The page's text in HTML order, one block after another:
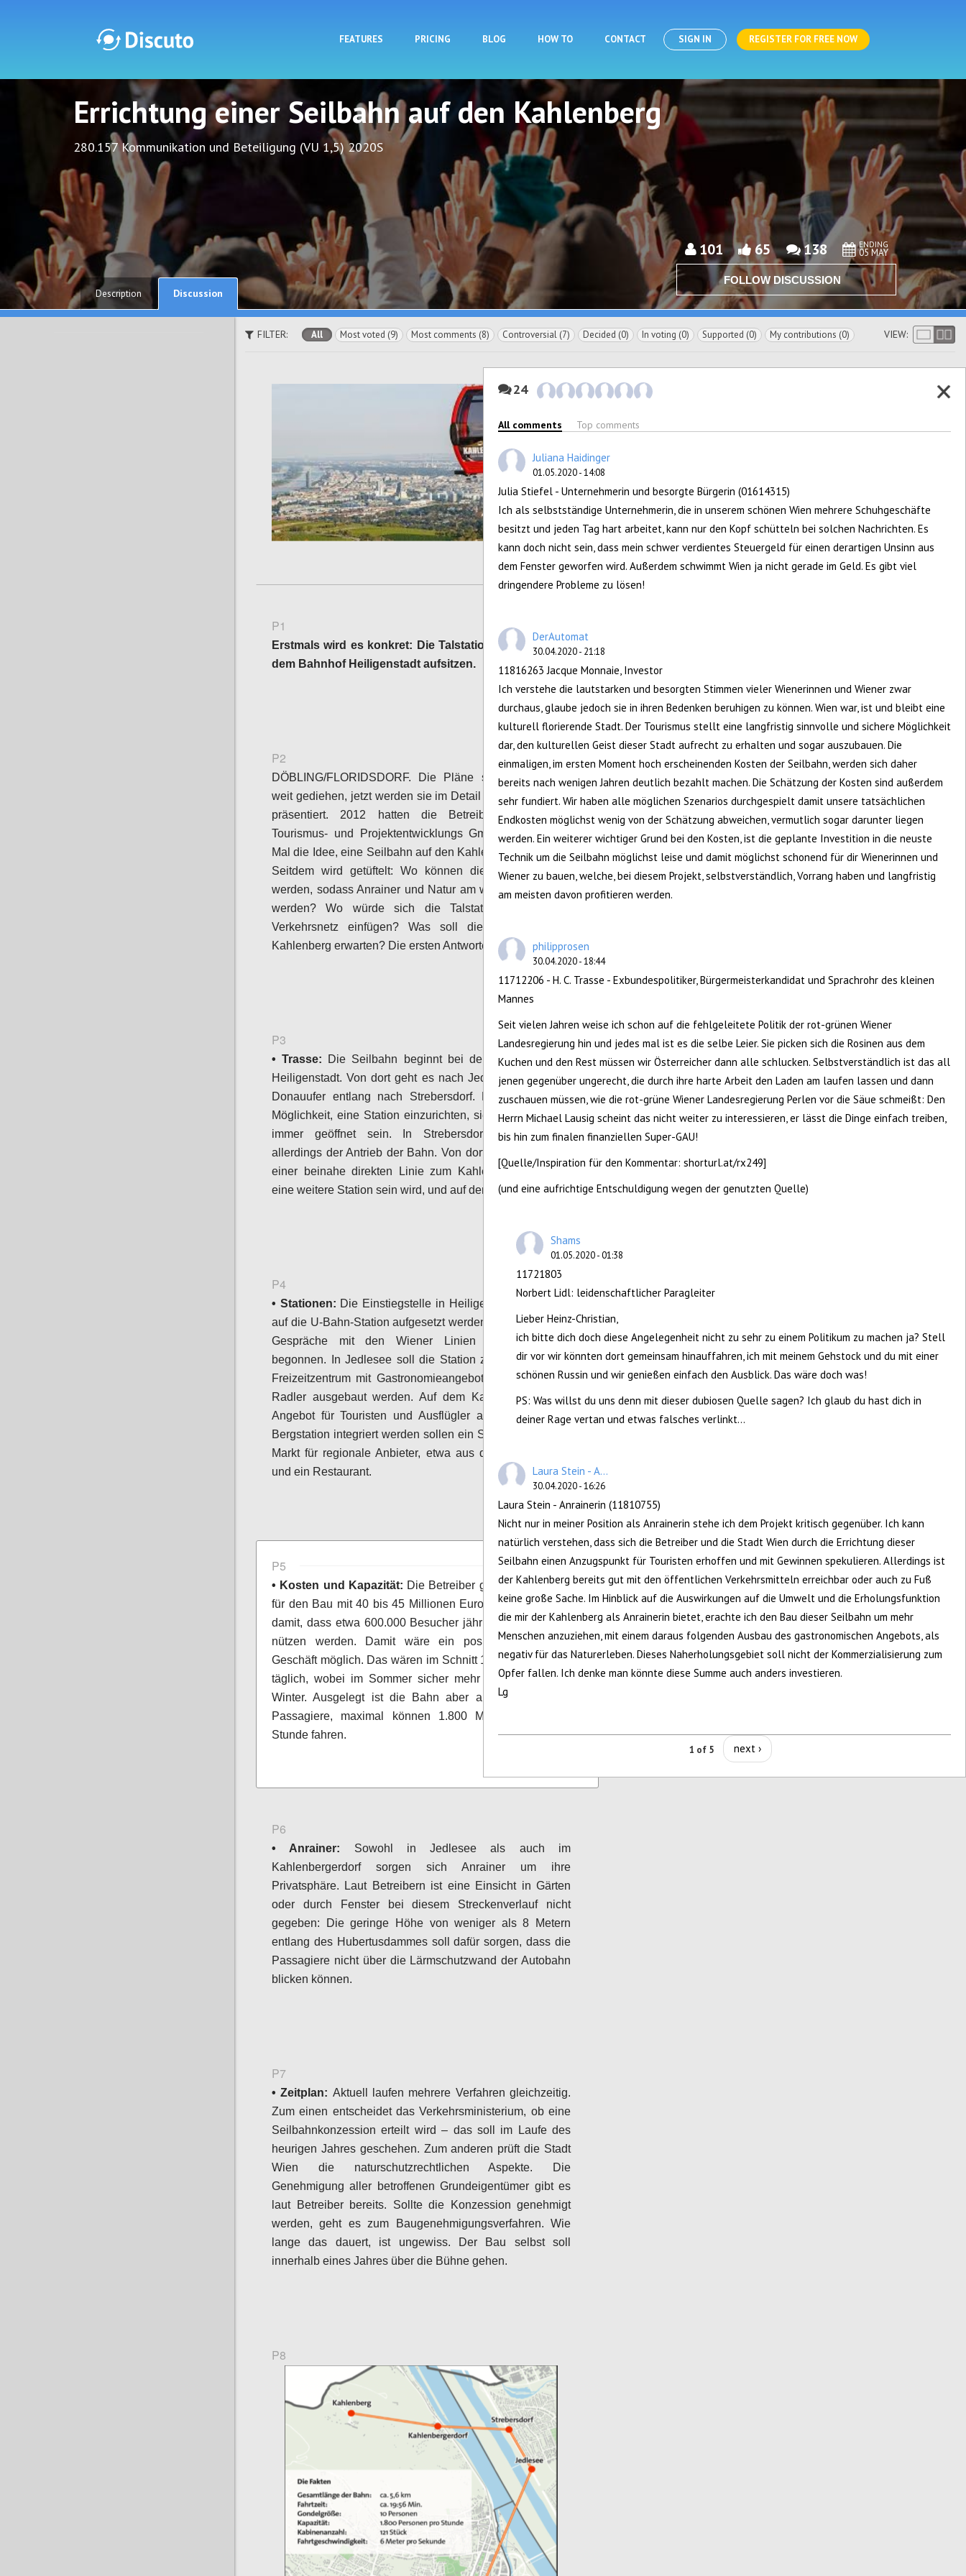
FEATURES PRICING BLOG HOW TO CONTACT SIGN IN REGISTER FOR FREE NOW
Discuto
Errichtung einer Seilbahn auf den Kahlenberg
280.157 Kommunikation und Beteiligung (VU 1,5) 2020S
101 65 138 ENDING
05 MAY
FOLLOW DISCUSSION
Description
Discussion
FILTER: All Most voted (9) Most comments (8) Controversial (7) Decided (0) In voting (0) Supported (0) My contributions (0) VIEW:
P1
Configure
Erstmals wird es konkret: Die Talstation soll direkt auf
dem Bahnhof Heiligenstadt aufsitzen.
P2
Configure
DÖBLING/FLORIDSDORF. Die Pläne sind schon sehr
weit gediehen, jetzt werden sie im Detail der Öffentlichkeit
präsentiert. 2012 hatten die Betreiber, die Genial
Tourismus- und Projektentwicklungs GmbH, zum ersten
Mal die Idee, eine Seilbahn auf den Kahlenberg zu bauen.
Seitdem wird getüftelt: Wo können die Steher gesetzt
werden, sodass Anrainer und Natur am wenigsten gestört
werden? Wo würde sich die Talstation günstig ins
Verkehrsnetz einfügen? Was soll die Menschen am
Kahlenberg erwarten? Die ersten Antworten:
P3
• Trasse: Die Seilbahn beginnt bei der U-Bahn-Station
Heiligenstadt. Von dort geht es nach Jedlesee, dann das
Donauufer entlang nach Strebersdorf. Dort gibt es die
Möglichkeit, eine Station einzurichten, sie wird aber nicht
immer geöffnet sein. In Strebersdorf befindet sich
allerdings der Antrieb der Bahn. Von dort geht es dann in
einer beinahe direkten Linie zum Kahlenbergerdorf, wo
eine weitere Station sein wird, und auf den Kahlenberg.
P4
Configure
• Stationen: Die Einstiegstelle in Heiligenstadt soll direkt
auf die U-Bahn-Station aufgesetzt werden. Entsprechende
Gespräche mit den Wiener Linien wurden bereits
begonnen. In Jedlesee soll die Station zu einem kleinen
Freizeitzentrum mit Gastronomieangebot und Service für
Radler ausgebaut werden. Auf dem Kahlenberg ist ein
Angebot für Touristen und Ausflügler angedacht: In die
Bergstation integriert werden sollen ein Souvenirshop, ein
Markt für regionale Anbieter, etwa aus dem Wienerwald,
und ein Restaurant.
P5
• Kosten und Kapazität: Die Betreiber geben die Kosten
für den Bau mit 40 bis 45 Millionen Euro an. Sie rechnen
damit, dass etwa 600.000 Besucher jährlich die Seilbahn
nützen werden. Damit wäre ein positives operatives
Geschäft möglich. Das wären im Schnitt 1.650 Passagiere
täglich, wobei im Sommer sicher mehr los wäre als im
Winter. Ausgelegt ist die Bahn aber auf deutlich mehr
Passagiere, maximal können 1.800 Menschen in der
Stunde fahren.
P6
• Anrainer: Sowohl in Jedlesee als auch im
Kahlenbergerdorf sorgen sich Anrainer um ihre
Privatsphäre. Laut Betreibern ist eine Einsicht in Gärten
oder durch Fenster bei diesem Streckenverlauf nicht
gegeben: Die geringe Höhe von weniger als 8 Metern
entlang des Hubertusdammes soll dafür sorgen, dass die
Passagiere nicht über die Lärmschutzwand der Autobahn
blicken können.
P7
• Zeitplan: Aktuell laufen mehrere Verfahren gleichzeitig.
Zum einen entscheidet das Verkehrsministerium, ob eine
Seilbahnkonzession erteilt wird – das soll im Laufe des
heurigen Jahres geschehen. Zum anderen prüft die Stadt
Wien die naturschutzrechtlichen Aspekte. Die
Genehmigung aller betroffenen Grundeigentümer gibt es
laut Betreiber bereits. Sollte die Konzession genehmigt
werden, geht es zum Baugenehmigungsverfahren. Wie
lange das dauert, ist ungewiss. Der Bau selbst soll
innerhalb eines Jahres über die Bühne gehen.
P8
24
All comments Top comments
Juliana Haidinger
01.05.2020 - 14:08
Julia Stiefel - Unternehmerin und besorgte Bürgerin (01614315)
Ich als selbstständige Unternehmerin, die in unserem schönen Wien mehrere Schuhgeschäfte
besitzt und jeden Tag hart arbeitet, kann nur den Kopf schütteln bei solchen Nachrichten. Es
kann doch nicht sein, dass mein schwer verdientes Steuergeld für einen derartigen Unsinn aus
dem Fenster geworfen wird. Außerdem schwimmt Wien ja nicht gerade im Geld. Es gibt viel
dringendere Probleme zu lösen!
DerAutomat
30.04.2020 - 21:18
11816263 Jacque Monnaie, Investor
Ich verstehe die lautstarken und besorgten Stimmen vieler Wienerinnen und Wiener zwar
durchaus, glaube jedoch sie in ihren Bedenken beruhigen zu können. Wien war, ist und bleibt eine
kulturell florierende Stadt. Der Tourismus stellt eine langfristig sinnvolle und sichere Möglichkeit
dar, den kulturellen Geist dieser Stadt aufrecht zu erhalten und sogar auszubauen. Die
einmaligen, im ersten Moment hoch erscheinenden Kosten der Seilbahn, werden sich daher
bereits nach wenigen Jahren deutlich bezahlt machen. Die Schätzung der Kosten sind außerdem
sehr fundiert. Wir haben alle möglichen Szenarios durchgespielt damit unsere tatsächlichen
Endkosten möglichst wenig von der Schätzung abweichen, vermutlich sogar darunter liegen
werden. Ein weiterer wichtiger Grund bei den Kosten, ist die geplante Investition in die neuste
Technik um die Seilbahn möglichst leise und damit möglichst schonend für dir Wienerinnen und
Wiener zu bauen, welche, bei diesem Projekt, selbstverständlich, Vorrang haben und langfristig
am meisten davon profitieren werden.
philipprosen
30.04.2020 - 18:44
11712206 - H. C. Trasse - Exbundespolitiker, Bürgermeisterkandidat und Sprachrohr des kleinen
Mannes
Seit vielen Jahren weise ich schon auf die fehlgeleitete Politik der rot-grünen Wiener
Landesregierung hin und jedes mal ist es die selbe Leier. Sie picken sich die Rosinen aus dem
Kuchen und den Rest müssen wir Österreicher dann alle schlucken. Selbstverständlich ist das all
jenen gegenüber ungerecht, die durch ihre harte Arbeit den Laden am laufen lassen und dann
zuschauen müssen, wie die rot-grüne Wiener Landesregierung Perlen vor die Säue schmeißt: Den
Herrn Michael Lausig scheint das nicht weiter zu interessieren, er lässt die Dinge einfach treiben,
bis hin zum finalen finanziellen Super-GAU!
[Quelle/Inspiration für den Kommentar: shorturl.at/rx249]
(und eine aufrichtige Entschuldigung wegen der genutzten Quelle)
Shams
01.05.2020 - 01:38
11721803
Norbert Lidl: leidenschaftlicher Paragleiter
Lieber Heinz-Christian,
ich bitte dich doch diese Angelegenheit nicht zu sehr zu einem Politikum zu machen ja? Stell
dir vor wir könnten dort gemeinsam hinauffahren, ich mit meinem Gehstock und du mit einer
schönen Russin und wir genießen einfach den Ausblick. Das wäre doch was!
PS: Was willst du uns denn mit dieser dubiosen Quelle sagen? Ich glaub du hast dich in
deiner Rage vertan und etwas falsches verlinkt...
Laura Stein - A...
30.04.2020 - 16:26
Laura Stein - Anrainerin (11810755)
Nicht nur in meiner Position als Anrainerin stehe ich dem Projekt kritisch gegenüber. Ich kann
natürlich verstehen, dass sich die Betreiber und die Stadt Wien durch die Errichtung dieser
Seilbahn einen Anzugspunkt für Touristen erhoffen und mit Gewinnen spekulieren. Allerdings ist
der Kahlenberg bereits gut mit den öffentlichen Verkehrsmitteln erreichbar oder auch zu Fuß
keine große Sache. Im Hinblick auf die Auswirkungen auf die Umwelt und die Erholungsfunktion
die mir der Kahlenberg als Anrainerin bietet, erachte ich den Bau dieser Seilbahn um mehr
Menschen anzuziehen, mit einem daraus folgenden Ausbau des gastronomischen Angebots, als
negativ für das Naturerleben. Dieses Naherholungsgebiet soll nicht der Kommerzialisierung zum
Opfer fallen. Ich denke man könnte diese Summe auch anders investieren.
Lg
1 of 5 next ›